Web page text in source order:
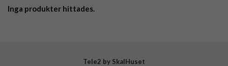
Inga produkter hittades.
Tele2 by SkalHuset